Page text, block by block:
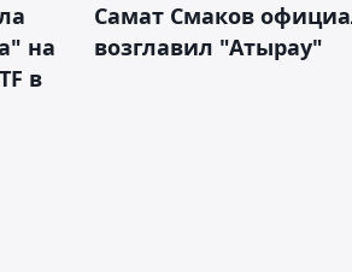
на
в
Самат Смаков
возглавил "Атырау"